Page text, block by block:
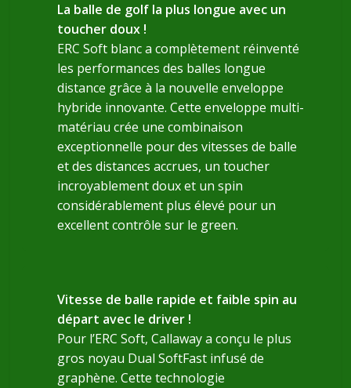
La balle de golf la plus longue avec un
toucher doux !
ERC Soft blanc a complètement réinventé
les performances des balles longue
distance grâce à la nouvelle enveloppe
hybride innovante. Cette enveloppe multi-
matériau crée une combinaison
exceptionnelle pour des vitesses de balle
et des distances accrues, un toucher
incroyablement doux et un spin
considérablement plus élevé pour un
excellent contrôle sur le green.
Vitesse de balle rapide et faible spin au
départ avec le driver !
Pour l’ERC Soft, Callaway a conçu le plus
gros noyau Dual SoftFast infusé de
graphène. Cette technologie